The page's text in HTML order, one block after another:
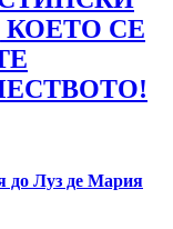
КОЕТО СЕ
до Луз де Мария